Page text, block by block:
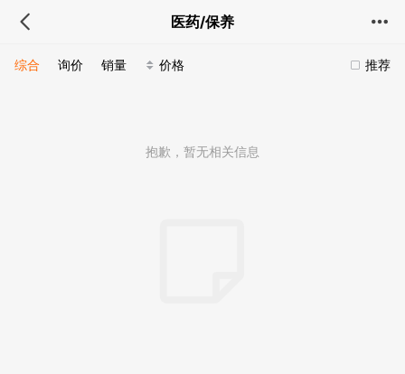
医药/保养
推荐
综合 询价 销量 价格
抱歉，暂无相关信息